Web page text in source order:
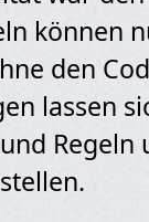
können
den
lassen
Regeln